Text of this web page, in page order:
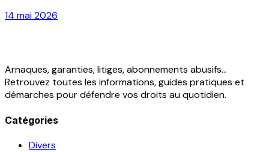
14 mai 2026
Arnaques, garanties, litiges, abonnements abusifs...
Retrouvez toutes les informations, guides pratiques et
démarches pour défendre vos droits au quotidien.
Catégories
Divers